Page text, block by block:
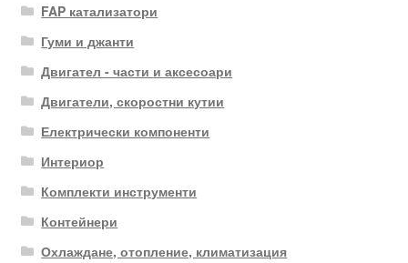
FAP катализатори
Гуми и джанти
Двигател - части и аксесоари
Двигатели, скоростни кутии
Електрически компоненти
Интериор
Комплекти инструменти
Контейнери
Охлаждане, отопление, климатизация